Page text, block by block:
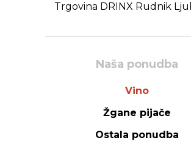
Trgovina DRINX Rudnik
Naša ponudba
Vino
Žgane pijače
Ostala ponudba